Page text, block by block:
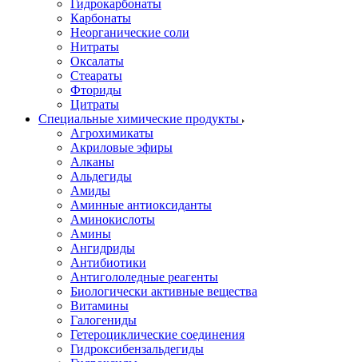
Гидрокарбонаты
Карбонаты
Неорганические соли
Нитраты
Оксалаты
Стеараты
Фториды
Цитраты
Специальные химические продукты
Агрохимикаты
Акриловые эфиры
Алканы
Альдегиды
Амиды
Аминные антиоксиданты
Аминокислоты
Амины
Ангидриды
Антибиотики
Антигололедные реагенты
Биологически активные вещества
Витамины
Галогениды
Гетероциклические соединения
Гидроксибензальдегиды